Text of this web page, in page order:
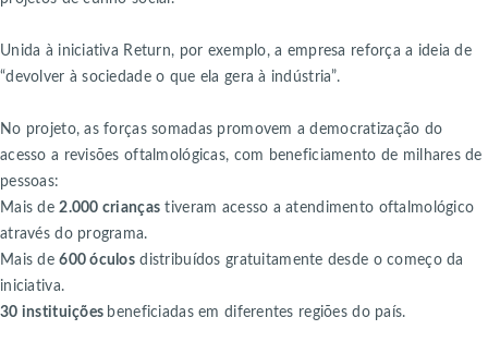
Unida à iniciativa Return, por exemplo, a empresa reforça a ideia de
“devolver à sociedade o que ela gera à indústria”.
No projeto, as forças somadas promovem a democratização do
acesso a revisões oftalmológicas, com beneficiamento de milhares de
pessoas:
Mais de2.000 crianças tiveram acesso a atendimento oftalmológico
através do programa.
Mais de600 óculos distribuídos gratuitamente desde o começo da
iniciativa.
30 instituições beneficiadas em diferentes regiões do país.